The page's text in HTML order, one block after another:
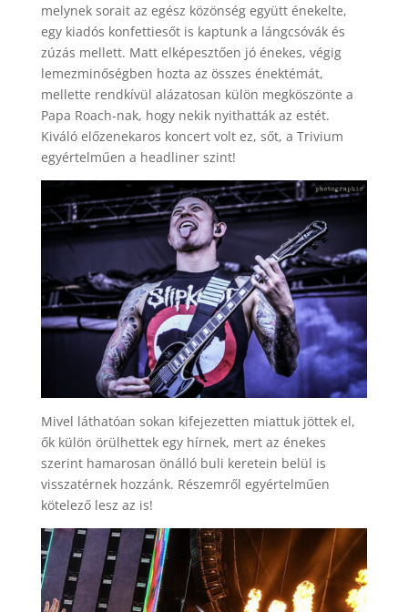
melynek sorait az egész közönség együtt énekelte,
egy kiadós konfettiesőt is kaptunk a lángcsóvák és
zúzás mellett. Matt elképesztően jó énekes, végig
lemezminőségben hozta az összes énektémát,
mellette rendkívül alázatosan külön megköszönte a
Papa Roach-nak, hogy nekik nyithatták az estét.
Kiváló előzenekaros koncert volt ez, sőt, a Trivium
egyértelműen a headliner szint!
Mivel láthatóan sokan kifejezetten miattuk jöttek el,
ők külön örülhettek egy hírnek, mert az énekes
szerint hamarosan önálló buli keretein belül is
visszatérnek hozzánk. Részemről egyértelműen
kötelező lesz az is!